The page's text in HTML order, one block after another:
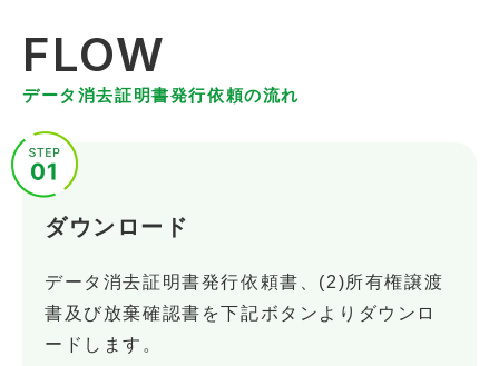
FLOW
データ消去証明書発行依頼の流れ
ダウンロード
データ消去証明書発行依頼書、(2)所有権譲渡
書及び放棄確認書を下記ボタンよりダウンロ
ードします。